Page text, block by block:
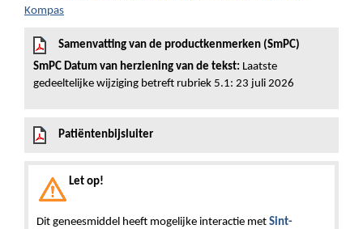
Kompas
Samenvatting van de productkenmerken (SmPC)
SmPC Datum van herziening van de tekst: Laatste
gedeeltelijke wijziging betreft rubriek 5.1: 23 juli 2026
Patiëntenbijsluiter
Let op!
Dit geneesmiddel heeft mogelijke interactie met Sint-